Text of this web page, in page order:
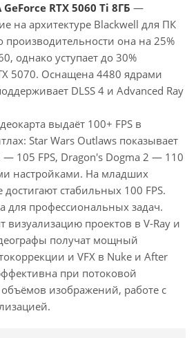
RTX 5060 Ti 8ГБ —
на архитектуре Blackwell для ПК
производительности она на 25%
однако уступает до 30%
5070. Оснащена 4480 ядрами
DLSS 4 и Advanced Ray
выдаёт 100+ FPS в
Star Wars Outlaws показывает
— 105 FPS, Dragon's Dogma 2 — 110
настройками. На младших
стабильных 100 FPS.
для профессиональных задач.
визуализацию проектов в V-Ray и
получат мощный
и VFX в Nuke и After
при потоковой
изображений, работе с